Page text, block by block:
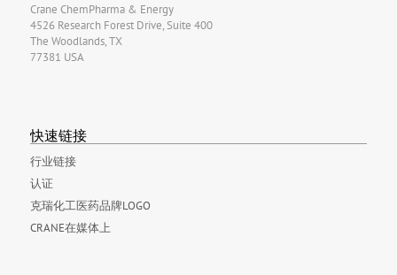
Crane ChemPharma & Energy
4526 Research Forest Drive, Suite 400
The Woodlands, TX
77381 USA
快速链接
行业链接
认证
克瑞化工医药品牌LOGO
CRANE在媒体上